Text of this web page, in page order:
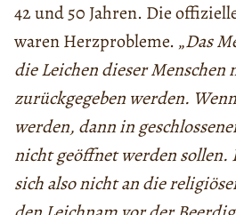
42 und 50 Jahren. Die
waren Herzprobleme. „Das
die Leichen dieser
zurückgegeben werden.
werden, dann in
nicht geöffnet werden sollen.
sich also nicht an die